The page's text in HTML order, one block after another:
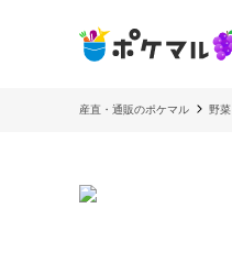
産直・通販のポケマル 野菜